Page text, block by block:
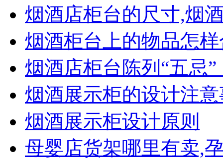
烟酒店柜台的尺寸,烟
烟酒柜台上的物品怎
烟酒店柜台陈列“五忌
烟酒展示柜的设计注
烟酒展示柜设计原则
母婴店货架哪里有卖,